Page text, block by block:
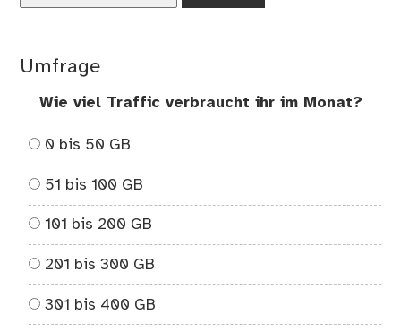
Umfrage
Wie viel Traffic verbraucht ihr im Monat?
0 bis 50 GB
51 bis 100 GB
101 bis 200 GB
201 bis 300 GB
301 bis 400 GB